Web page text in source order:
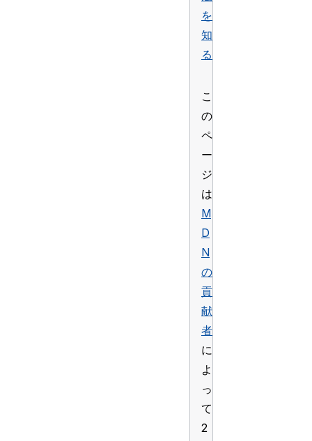
を
知
る
こ
の
ペ
ー
ジ
は
M
D
N
の
貢
献
者
に
よ
っ
て
2